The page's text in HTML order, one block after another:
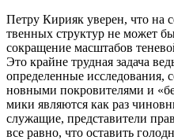
Петру Кирияк уверен, что на
твенных структур не может
сокращение масштабов
Это крайне труд­ная задача
определенные исследования,
новными покровителями и
мики являются как раз
служа­щие, представители
все рав­но, что оставить